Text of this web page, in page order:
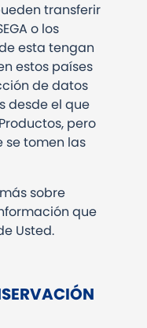
transferir
o los
esta tengan
estos países
de datos
desde el que
pero
se tomen las
sobre
que
Usted.